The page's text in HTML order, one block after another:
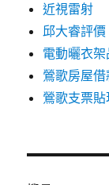
近視雷射
邱大睿評價
電動曬衣
鶯歌房屋借
鶯歌支票貼